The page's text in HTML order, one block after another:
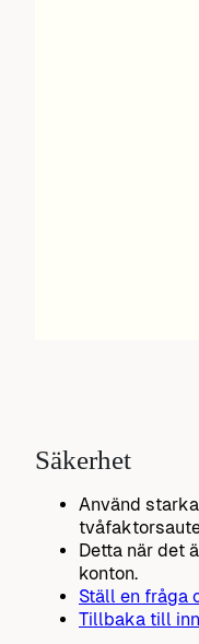
Säkerhet
Använd
Detta när det
konton.
Ställ en fråga
Tillbaka till